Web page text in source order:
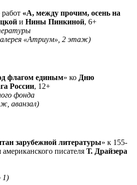
«А, между прочим, осень на
и Нины Пинкиной, 6+
«Атриум», 2 этаж)
флагом единым» ко Дню
России, 12+
фонда
аванзал)
зарубежной литературы» к 155-
писателя Т. Драйзера
1)